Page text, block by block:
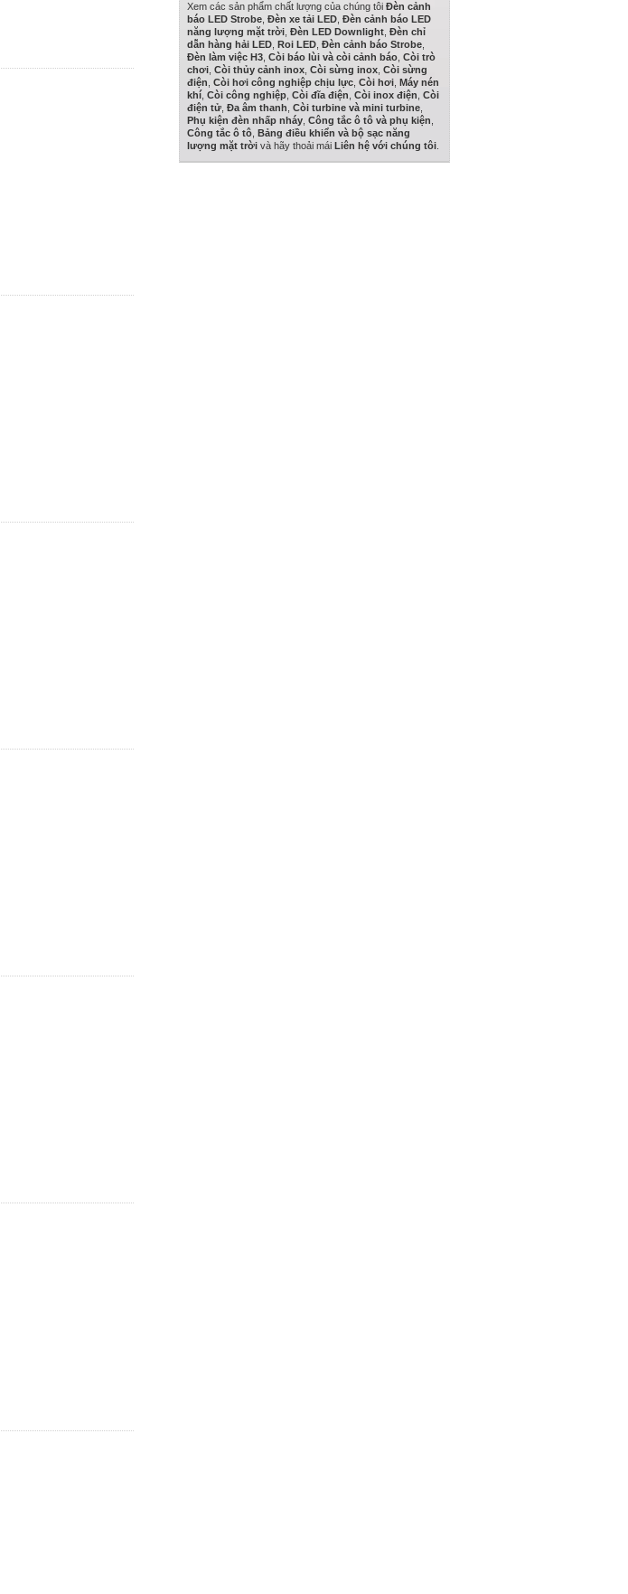
Xem các sản phẩm chất lượng của chúng tôi Đèn cảnh
báo LED Strobe, Đèn xe tải LED, Đèn cảnh báo LED
năng lượng mặt trời, Đèn LED Downlight, Đèn chỉ
dẫn hàng hải LED, Roi LED, Đèn cảnh báo Strobe,
Đèn làm việc H3, Còi báo lùi và còi cảnh báo, Còi trò
chơi, Còi thủy cảnh inox, Còi sừng inox, Còi sừng
điện, Còi hơi công nghiệp chịu lực, Còi hơi, Máy nén
khí, Còi công nghiệp, Còi đĩa điện, Còi inox điện, Còi
điện tử, Đa âm thanh, Còi turbine và mini turbine,
Phụ kiện đèn nhấp nháy, Công tắc ô tô và phụ kiện,
Công tắc ô tô, Bảng điều khiển và bộ sạc năng
lượng mặt trời và hãy thoải mái Liên hệ với chúng tôi.